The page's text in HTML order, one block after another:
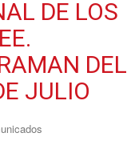
DE LOS
DEL
JULIO